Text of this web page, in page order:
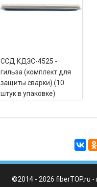
ССД КДЗС-4525 -
гильза (комплект для
защиты сварки) (10
штук в упаковке)
©2014 - 2026 fiberTOP.ru